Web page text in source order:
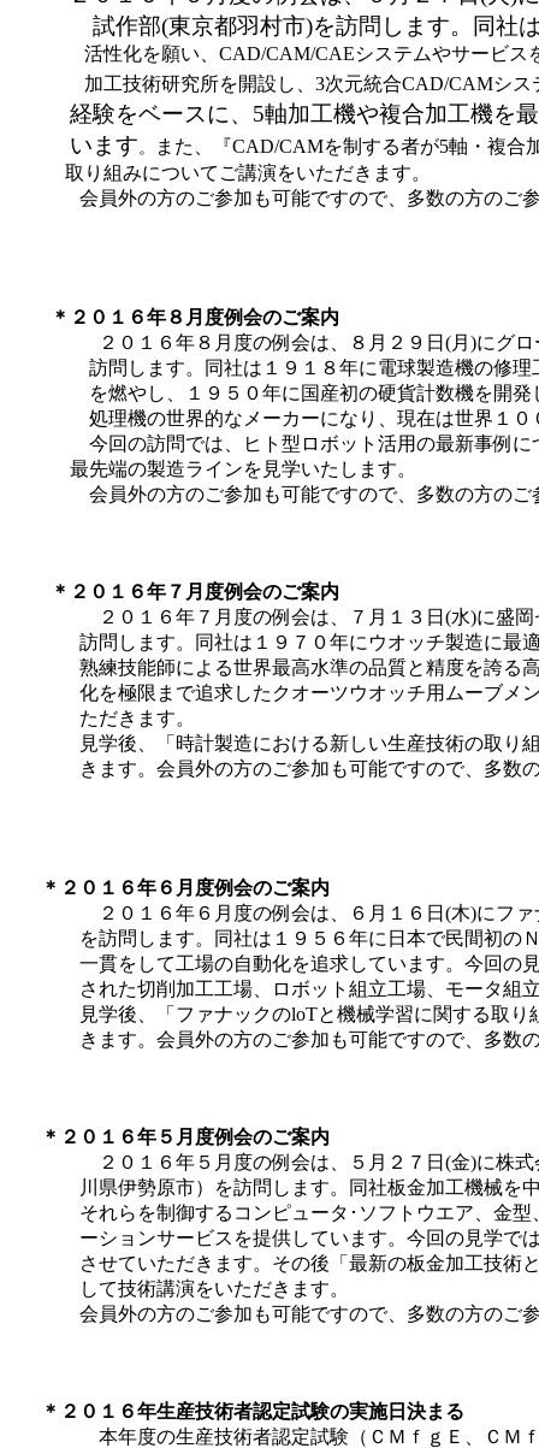
試作部(東京都羽村市)を訪問します。同社
活性化を願い、 CAD/CAM/CAEシステムやサービス
加工技術研究所を開設し、 3次元統合CAD/CAMシス
経験をベースに、 5軸加工機や複合加工機を
います。 また、『CAD/CAMを制する者が5軸・複合
取り組みについてご講演をいただきます。
会員外の方のご参加も可能ですので、多数の方のご
＊２０１６年８月度例会のご案内
２０１６年８月度の例会は、８月２９日(月)にグロ
訪問します。同社は１９１８年に電球製造機の修理
を燃やし、１９５０年に国産初の硬貨計数機を開発
処理機の世界的なメーカーになり、現在は世界１０
今回の訪問では、ヒト型ロボット活用の最新事例に
最先端の製造ラインを見学いたします。
会員外の方のご参加も可能ですので、多数の方のご
＊２０１６年７月度例会のご案内
２０１６年７月度の例会は、７月１３日(水)に盛
訪問します。同社は１９７０年にウオッチ製造に最
熟練技能師による世界最高水準の品質と精度を誇る
化を極限まで追求したクオーツウオッチ用ムーブメ
ただきます。
見学後、「時計製造における新しい生産技術の取り
きます。会員外の方のご参加も可能ですので、多数
＊２０１６年６月度例会のご案内
２０１６年６月度の例会は、６月１６日(木)にフ
を訪問します。同社は１９５６年に日本で民間初の
一貫をして工場の自動化を追求しています。今回の
された切削加工工場、ロボット組立工場、モータ組
見学後、「ファナックのloTと機械学習に関する取り
きます。会員外の方のご参加も可能ですので、多数
＊２０１６年５月度例会のご案内
２０１６年５月度の例会は、５月２７日(金)に株
川県伊勢原市）を訪問します。同社板金加工機械を
それらを制御するコンピュータ･ソフトウエア、金型
ーションサービスを提供しています。今回の見学で
させていただきます。その後「最新の板金加工技術
して技術講演をいただきます。
会員外の方のご参加も可能ですので、多数の方のご
＊２０１６年生産技術者認定試験の実施日決まる
本年度の生産技術者認定試験（ＣＭｆｇＥ、ＣＭｆ